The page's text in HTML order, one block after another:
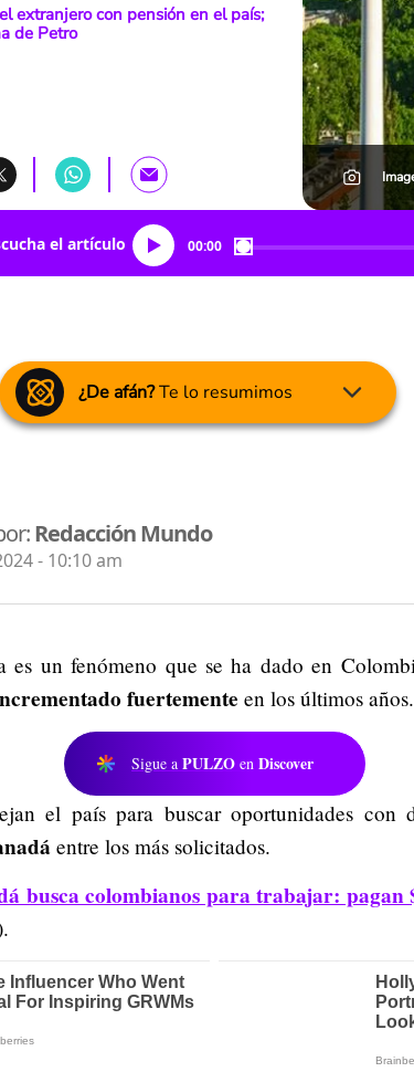
extranjero con pensión en el país;
de Petro
el artículo 00:00
¿De afán?Te lo resumimos
Redacción Mundo
- 10:10 am
es un fenómeno que se ha dado en
fuertemente en los últimos años.
Sigue a PULZO en Discover
el país para buscar oportunidades con
entre los más solicitados.
busca colombianos para trabajar: pagan